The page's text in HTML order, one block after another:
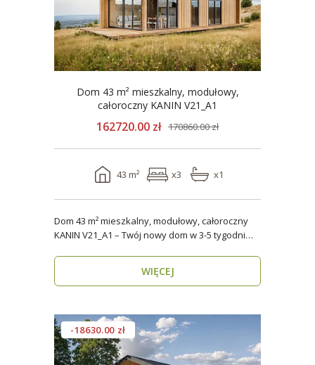
Dom 43 m² mieszkalny, modułowy,
całoroczny KANIN V21_A1
162720.00 zł 170860.00 zł
43 m² x3 x1
Dom 43 m² mieszkalny, modułowy, całoroczny
KANIN V21_A1 – Twój nowy dom w 3-5 tygodni
WIĘCEJ
-18630.00 zł